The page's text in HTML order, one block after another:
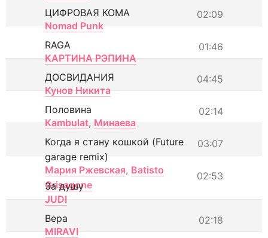
02:09
ЦИФРОВАЯ КОМА
Nomad Punk
01:46
RAGA
КАРТИНА РЭПИНА
04:45
ДОСВИДАНИЯ
Кунов Никита
02:14
Половина
Kambulat, Минаева
03:07
Когда я стану кошкой (Future
garage remix)
Мария Ржевская, Batisto
Grisagone
02:53
За душу
JUDI
02:18
Вера
MIRAVI